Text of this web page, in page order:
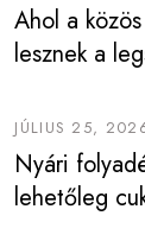
Ahol a
lesznek a
JÚLIUS 25,
Nyári
lehetőleg